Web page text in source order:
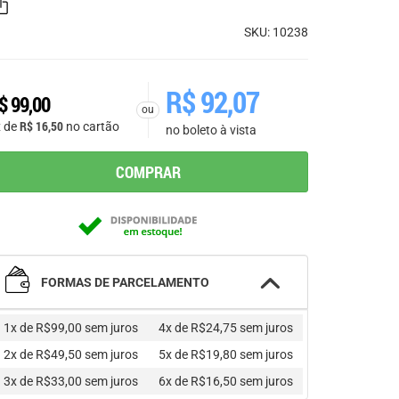
SKU: 10238
99,00
deR$ 16,50 no cartão
ou R$92,07
no boleto à vista
COMPRAR
FORMAS DE PARCELAMENTO
1x de R$99,00 sem juros
2x de R$49,50 sem juros
3x de R$33,00 sem juros
4x de R$24,75sem juros
5x de R$19,80 sem juros
6x de R$16,50 sem juros